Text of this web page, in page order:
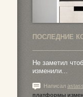
ПОСЛЕДНИЕ
Не заметил
изменили...
Написал astass
платформы